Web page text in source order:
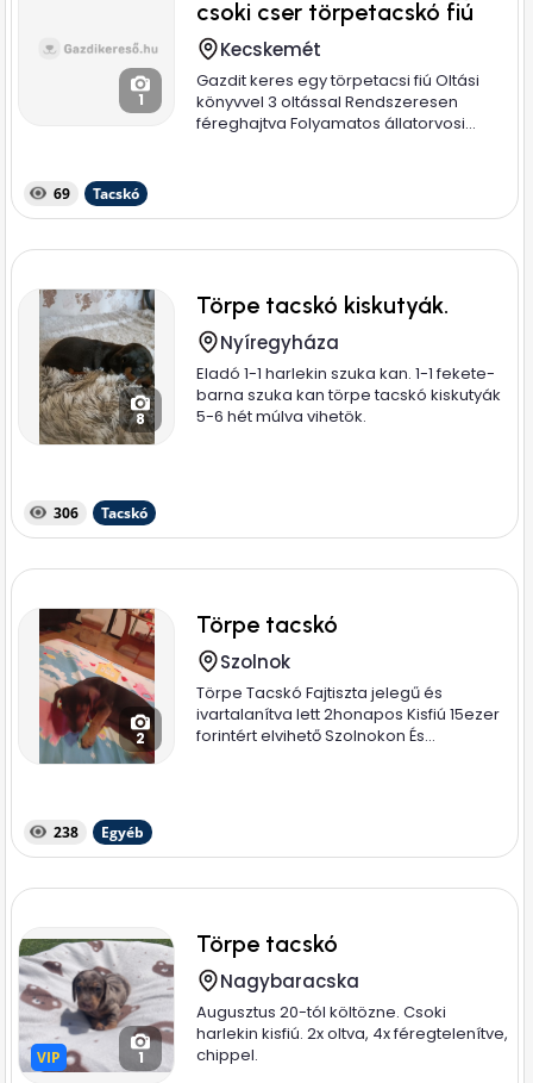
1
csoki cser törpetacskó fiú
Kecskemét
Gazdit keres egy törpetacsi fiú Oltási
könyvvel 3 oltással Rendszeresen
féreghajtva Folyamatos állatorvosi...
69 Tacskó
8
Törpe tacskó kiskutyák.
Nyíregyháza
Eladó 1-1 harlekin szuka kan. 1-1 fekete-
barna szuka kan törpe tacskó kiskutyák
5-6 hét múlva vihetök.
306 Tacskó
2
Törpe tacskó
Szolnok
Törpe Tacskó Fajtiszta jelegű és
ivartalanítva lett 2honapos Kisfiú 15ezer
forintért elvihető Szolnokon És...
238 Egyéb
VIP
VIP 1
Törpe tacskó
Nagybaracska
Augusztus 20-tól költözne. Csoki
harlekin kisfiú. 2x oltva, 4x féregtelenítve,
chippel.